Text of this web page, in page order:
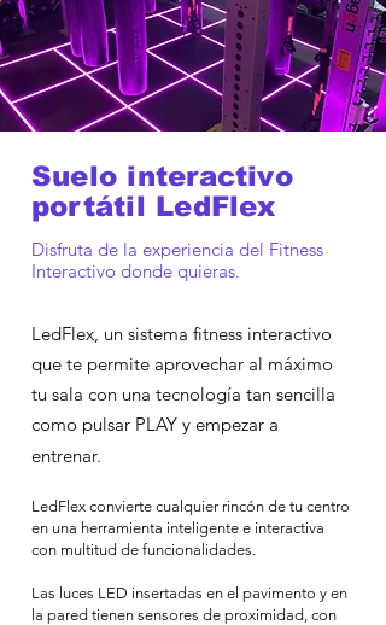
Suelo interactivo
portátil LedFlex
Disfruta de la experiencia del Fitness
Interactivo donde quieras.
LedFlex, un sistema fitness interactivo
que te permite aprovechar al máximo
tu sala con una tecnología tan sencilla
como pulsar PLAY y empezar a
entrenar.
LedFlex convierte cualquier rincón de tu centro
en una herramienta inteligente e interactiva
con multitud de funcionalidades.
Las luces LED insertadas en el pavimento y en
la pared tienen sensores de proximidad, con